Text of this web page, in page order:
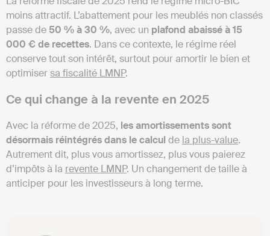
moins attractif. L’abattement pour les meublés non classés
passe de 50 % à 30 %, avec un plafond abaissé à 15
000 € de recettes. Dans ce contexte, le régime réel
conserve tout son intérêt, surtout pour amortir le bien et
optimisersa fiscalité LMNP.
Ce qui change à la revente en 2025
Avec la réforme de 2025, les amortissements sont
désormais réintégrés dans le calcul de la plus-value.
Autrement dit, plus vous amortissez, plus vous paierez
d’impôts à la revente LMNP. Un changement de taille à
anticiper pour les investisseurs à long terme.